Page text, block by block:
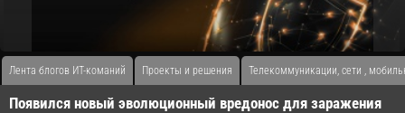
Лента блогов ИТ-команий Проекты и решения Телекоммуникации, сети ,
Появился новый эволюционный вредонос для заражения